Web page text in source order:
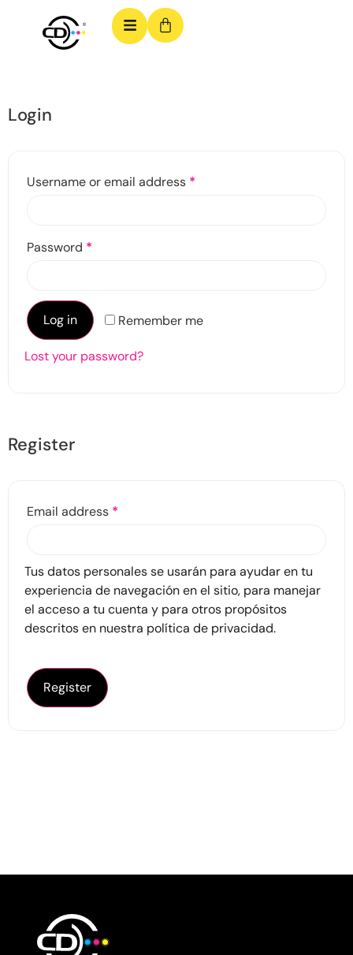
Login
Username or email address *
Password *
Log in Remember me
Lost your password?
Register
Email address *
Tus datos personales se usarán para ayudar en tu
experiencia de navegación en el sitio, para manejar
el acceso a tu cuenta y para otros propósitos
descritos en nuestra política de privacidad.
Register